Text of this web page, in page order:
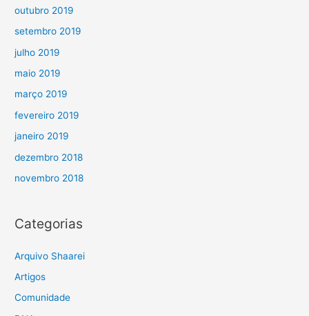
outubro 2019
setembro 2019
julho 2019
maio 2019
março 2019
fevereiro 2019
janeiro 2019
dezembro 2018
novembro 2018
Categorias
Arquivo Shaarei
Artigos
Comunidade